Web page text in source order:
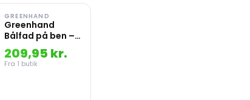
GREENHAND
Greenhand
Bålfad på ben –
Jern patineret
look – 1002716
209,95 kr.
Fra 1 butik